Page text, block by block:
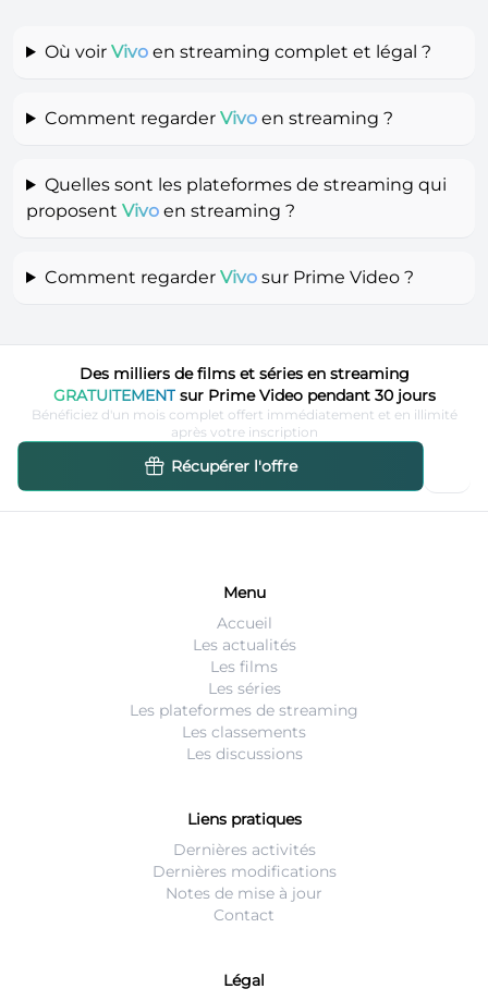
Où voir Vivoen streaming complet et légal ?
Comment regarder Vivoen streaming ?
Quelles sont les plateformes de streaming qui
proposent Vivo en streaming ?
Comment regarder Vivosur Prime Video ?
Des milliers de films et séries en streaming
GRATUITEMENTsur Prime Video pendant 30 jours
Bénéficiez d'un mois complet offert immédiatement et en illimité
après votre inscription
Récupérer l'offre
Menu
Accueil
Les actualités
Les films
Les séries
Les plateformes de streaming
Les classements
Les discussions
Liens pratiques
Dernières activités
Dernières modifications
Notes de mise à jour
Contact
Légal